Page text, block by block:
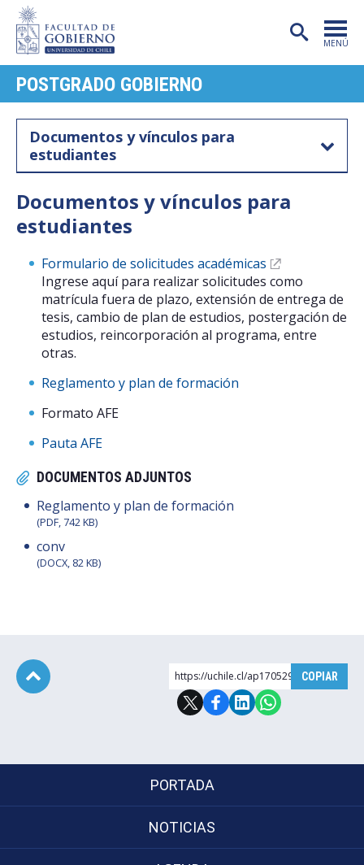
MENÚ
PORTADA
FACULTAD
INVESTIGACIÓN
EXTENSIÓN
PUBLICACIONES
CENTROS
POSTGRADO GOBIERNO
Documentos y vínculos para
estudiantes
Documentos y vínculos para
estudiantes
DOCUMENTOS ADJUNTOS
Reglamento y plan de formación
(PDF, 742 KB)
conv
(DOCX, 82 KB)
Formulario de solicitudes académicas
Ingrese aquí para realizar solicitudes como
matrícula fuera de plazo, extensión de entrega de
tesis, cambio de plan de estudios, postergación de
estudios, reincorporación al programa, entre
otras.
Reglamento y plan de formación
Formato AFE
Pauta AFE
https://uchile.cl/ap170529 COPIAR
PORTADA
NOTICIAS